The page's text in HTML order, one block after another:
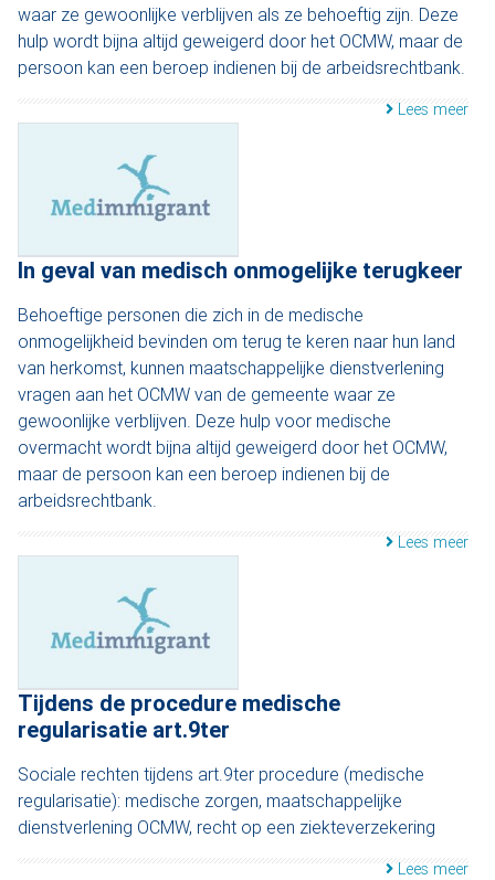
waar ze gewoonlijke verblijven als ze behoeftig zijn. Deze
hulp wordt bijna altijd geweigerd door het OCMW, maar de
persoon kan een beroep indienen bij de arbeidsrechtbank.
Lees meer
In geval van medisch onmogelijke terugkeer
Behoeftige personen die zich in de medische
onmogelijkheid bevinden om terug te keren naar hun land
van herkomst, kunnen maatschappelijke dienstverlening
vragen aan het OCMW van de gemeente waar ze
gewoonlijke verblijven. Deze hulp voor medische
overmacht wordt bijna altijd geweigerd door het OCMW,
maar de persoon kan een beroep indienen bij de
arbeidsrechtbank.
Lees meer
Tijdens de procedure medische
regularisatie art.9ter
Sociale rechten tijdens art.9ter procedure (medische
regularisatie): medische zorgen, maatschappelijke
dienstverlening OCMW, recht op een ziekteverzekering
Lees meer